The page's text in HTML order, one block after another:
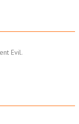
Evil.